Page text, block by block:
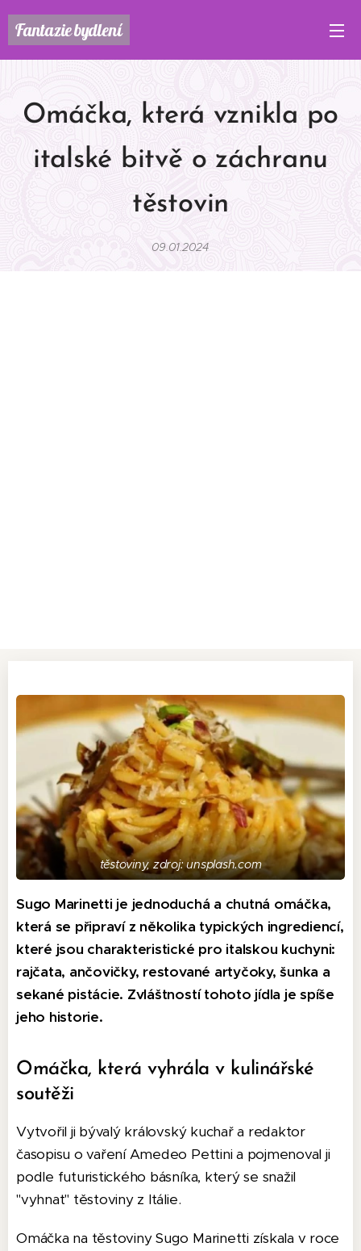
Fantaziebydlení
Omáčka, která vznikla po
italské bitvě o záchranu
těstovin
09.01.2024
těstoviny, zdroj: unsplash.com
Sugo Marinetti je jednoduchá a chutná omáčka,
která se připraví z několika typických ingrediencí,
které jsou charakteristické pro italskou kuchyni:
rajčata, ančovičky, restované artyčoky, šunka a
sekané pistácie. Zvláštností tohoto jídla je spíše
jeho historie.
Omáčka, která vyhrála v kulinářské
soutěži
Vytvořil ji bývalý královský kuchař a redaktor
časopisu o vaření Amedeo Pettini a pojmenoval ji
podle futuristického básníka, který se snažil
"vyhnat" těstoviny z Itálie.
Omáčka na těstoviny Sugo Marinetti získala v roce